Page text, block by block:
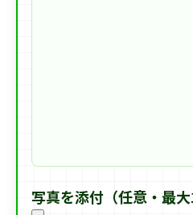
写真を添付（任意・最大